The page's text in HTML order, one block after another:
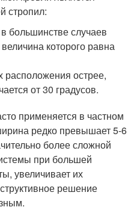
стропил:
большинстве случаев
которого равна
расположения острее,
от 30 градусов.
применяется в частном
редко превышает 5-6
более сложной
при большей
увеличивает их
решение